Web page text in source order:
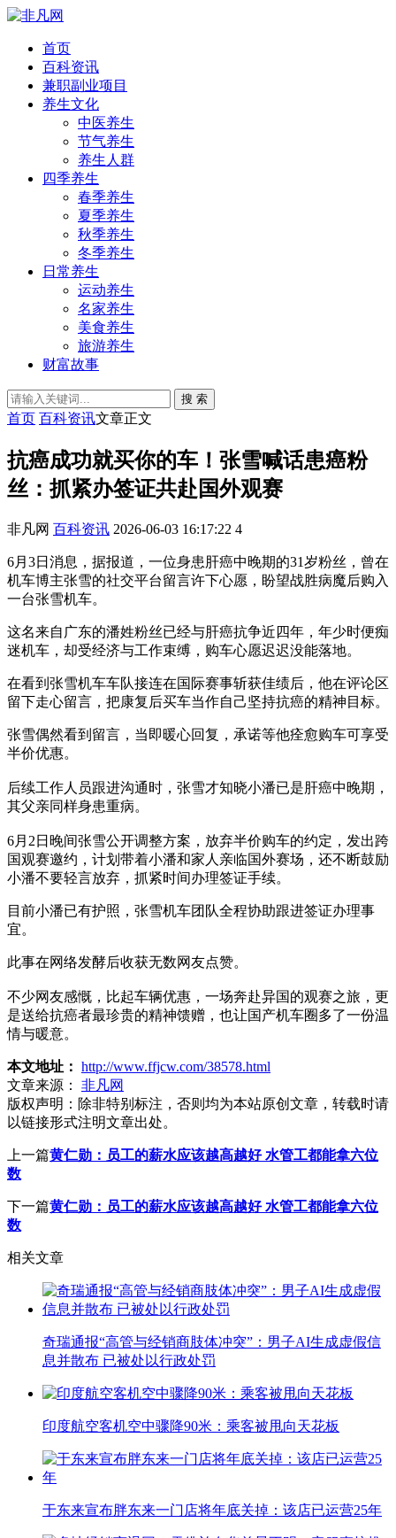
首页
百科资讯
兼职副业项目
养生文化
中医养生
节气养生
养生人群
四季养生
春季养生
夏季养生
秋季养生
冬季养生
日常养生
运动养生
名家养生
美食养生
旅游养生
财富故事
搜 索
首页 百科资讯文章正文
抗癌成功就买你的车！张雪喊话患癌粉
丝：抓紧办签证共赴国外观赛
非凡网 百科资讯 2026-06-03 16:17:22 4
6月3日消息，据报道，一位身患肝癌中晚期的31岁粉丝，曾在
机车博主张雪的社交平台留言许下心愿，盼望战胜病魔后购入
一台张雪机车。
这名来自广东的潘姓粉丝已经与肝癌抗争近四年，年少时便痴
迷机车，却受经济与工作束缚，购车心愿迟迟没能落地。
在看到张雪机车车队接连在国际赛事斩获佳绩后，他在评论区
留下走心留言，把康复后买车当作自己坚持抗癌的精神目标。
张雪偶然看到留言，当即暖心回复，承诺等他痊愈购车可享受
半价优惠。
后续工作人员跟进沟通时，张雪才知晓小潘已是肝癌中晚期，
其父亲同样身患重病。
6月2日晚间张雪公开调整方案，放弃半价购车的约定，发出跨
国观赛邀约，计划带着小潘和家人亲临国外赛场，还不断鼓励
小潘不要轻言放弃，抓紧时间办理签证手续。
目前小潘已有护照，张雪机车团队全程协助跟进签证办理事
宜。
此事在网络发酵后收获无数网友点赞。
不少网友感慨，比起车辆优惠，一场奔赴异国的观赛之旅，更
是送给抗癌者最珍贵的精神馈赠，也让国产机车圈多了一份温
情与暖意。
本文地址： http://www.ffjcw.com/38578.html
文章来源：
非凡网
版权声明： 除非特别标注，否则均为本站原创文章，转载时请
以链接形式注明文章出处。
上一篇黄仁勋：员工的薪水应该越高越好 水管工都能拿六位
数
下一篇黄仁勋：员工的薪水应该越高越好 水管工都能拿六位
数
相关文章
奇瑞通报“高管与经销商肢体冲突”：男子AI生成虚假信
息并散布 已被处以行政处罚
印度航空客机空中骤降90米：乘客被甩向天花板
于东来宣布胖东来一门店将年底关掉：该店已运营25年